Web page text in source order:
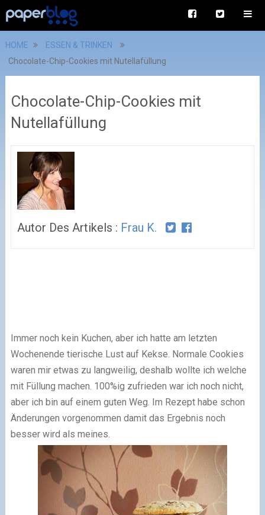
HOME
ESSEN & TRINKEN
Chocolate-Chip-Cookies mit Nutellafüllung
Chocolate-Chip-Cookies mit
Nutellafüllung
Autor Des Artikels : Frau K.
Immer noch kein Kuchen, aber ich hatte am letzten
Wochenende tierische Lust auf Kekse. Normale Cookies
waren mir etwas zu langweilig, deshalb wollte ich welche
mit Füllung machen. 100%ig zufrieden war ich noch nicht,
aber ich bin auf einem guten Weg. Im Rezept habe schon
Änderungen vorgenommen damit das Ergebnis noch
besser wird als meines.